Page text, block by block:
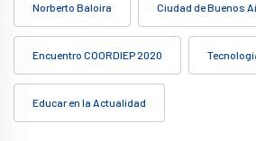
Norberto Baloira Ciudad de Buenos
Encuentro COORDIEP 2020
Educar en la Actualidad